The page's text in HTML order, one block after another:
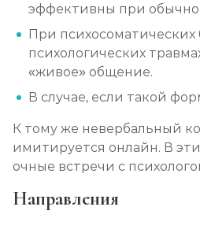
эффективны при
При психосоматических
психологических
«живое» общение.
В случае, если такой
К тому же невербальный
имитируется онлайн. В
очные встречи с
Направления